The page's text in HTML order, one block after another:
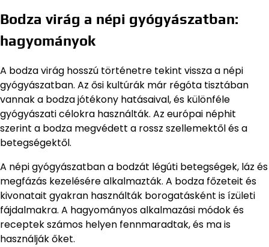
Bodza virág a népi gyógyászatban:
hagyományok
A bodza virág hosszú történetre tekint vissza a népi
gyógyászatban. Az ősi kultúrák már régóta tisztában
vannak a bodza jótékony hatásaival, és különféle
gyógyászati célokra használták. Az európai néphit
szerint a bodza megvédett a rossz szellemektől és a
betegségektől.
A népi gyógyászatban a bodzát légúti betegségek, láz és
megfázás kezelésére alkalmazták. A bodza főzeteit és
kivonatait gyakran használták borogatásként is ízületi
fájdalmakra. A hagyományos alkalmazási módok és
receptek számos helyen fennmaradtak, és ma is
használják őket.